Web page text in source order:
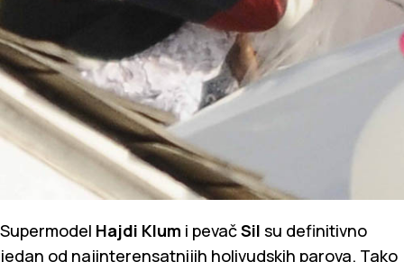
Supermodel Hajdi Klum i pevačSil su definitivno
jedan od najinterensatnijih holivudskih parova. Tako